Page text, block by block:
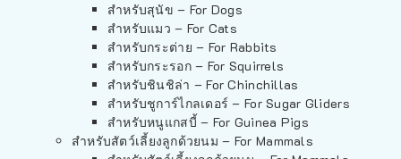
สำหรับสุนัข – For Dogs
สำหรับแมว – For Cats
สำหรับกระต่าย – For Rabbits
สำหรับกระรอก – For Squirrels
สำหรับชินชิล่า – For Chinchillas
สำหรับชูการ์ไกลเดอร์ – For Sugar Gliders
สำหรับหนูแกสบี้ – For Guinea Pigs
สำหรับสัตว์เลี้ยงลูกด้วยนม – For Mammals